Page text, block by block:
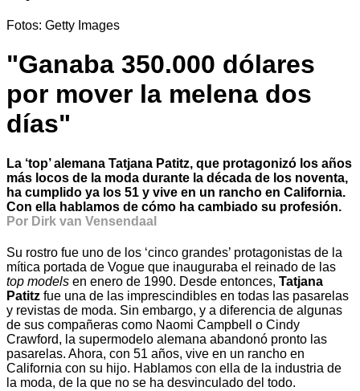
Fotos: Getty Images
"Ganaba 350.000 dólares
por mover la melena dos
días"
La ‘top’ alemana Tatjana Patitz, que protagonizó los años
más locos de la moda durante la década de los noventa,
ha cumplido ya los 51 y vive en un rancho en California.
Con ella hablamos de cómo ha cambiado su profesión.
Por Dirk van Vensendaal
Su rostro fue uno de los ‘cinco grandes’ protagonistas de la
mítica portada de Vogue que inauguraba el reinado de las
top models en enero de 1990. Desde entonces, Tatjana
Patitz fue una de las imprescindibles en todas las pasarelas
y revistas de moda. Sin embargo, y a diferencia de algunas
de sus compañeras como Naomi Campbell o Cindy
Crawford, la supermodelo alemana abandonó pronto las
pasarelas. Ahora, con 51 años, vive en un rancho en
California con su hijo. Hablamos con ella de la industria de
la moda, de la que no se ha desvinculado del todo.